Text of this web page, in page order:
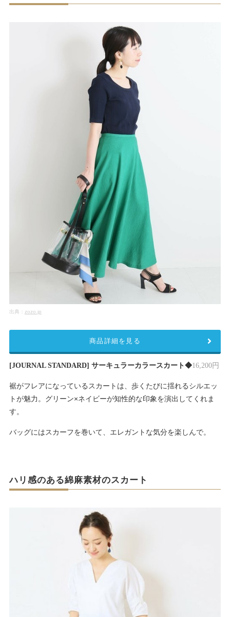
出典： zozo.jp
[JOURNAL STANDARD] サーキュラーカラースカート◆16,200円
裾がフレアになっているスカートは、歩くたびに揺れるシルエッ
トが魅力。グリーン×ネイビーが知性的な印象を演出してくれま
す。
バッグにはスカーフを巻いて、エレガントな気分を楽しんで。
商品詳細を見る
ハリ感のある綿麻素材のスカート